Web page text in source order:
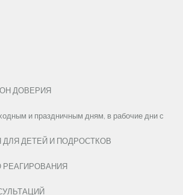
ДОВЕРИЯ
и праздничным дням, в рабочие дни с
ДЕТЕЙ И ПОДРОСТКОВ
РЕАГИРОВАНИЯ